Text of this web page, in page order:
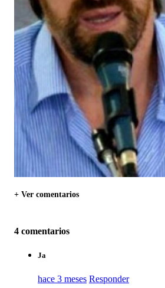
+ Ver comentarios
4 comentarios
Ja
hace 3 meses Responder